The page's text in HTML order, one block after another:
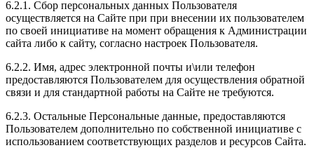
6.2.1. Сбор персональных данных Пользователя
осуществляется на Сайте при при внесении их пользователем
по своей инициативе на момент обращения к Администрации
сайта либо к сайту, согласно настроек Пользователя.
6.2.2. Имя, адрес электронной почты и\или телефон
предоставляются Пользователем для осуществления обратной
связи и для стандартной работы на Сайте не требуются.
6.2.3. Остальные Персональные данные, предоставляются
Пользователем дополнительно по собственной инициативе с
использованием соответствующих разделов и ресурсов Сайта.